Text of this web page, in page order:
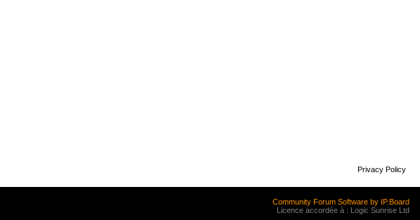
Privacy Policy
Community Forum Software by IP.Board
Licence accordée à : Logic Sunrise Ltd